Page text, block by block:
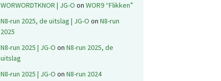
WORWORDTKNOR | JG-O on WOR9 “Flikken”
N8-run 2025, de uitslag | JG-O on N8-run
2025
N8-run 2025 | JG-O on N8-run 2025, de
uitslag
N8-run 2025 | JG-O on N8-run 2024